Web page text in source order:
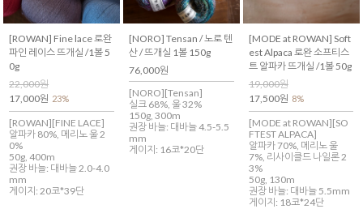
[ROWAN] Fine lace 로완
파인 레이스 뜨개실 /1볼 5
0g
22,000원
17,000원 23%
[ROWAN][FINE LACE]
알파카 80%, 메리노 울 2
0%
50g, 400m
권장 바늘: 대바늘 2.0-4.0
mm
게이지: 20코*39단
[NORO] Tensan / 노로 텐
산 / 뜨개실 1볼 150g
76,000원
[NORO][Tensan]
실크 68%, 울 32%
150g, 300m
권장 바늘: 대바늘 4.5-5.5
mm
게이지: 16코*20단
[MODE at ROWAN] Soft
est Alpaca 로완 소프티스
트 알파카 뜨개실 /1볼 50g
19,000원
17,500원 8%
[MODE at ROWAN][SO
FTEST ALPACA]
알파카 70%, 메리노 울
7%, 리사이클드 나일론 2
3%
50g, 130m
권장 바늘: 대바늘 5.5mm
게이지: 18코*24단